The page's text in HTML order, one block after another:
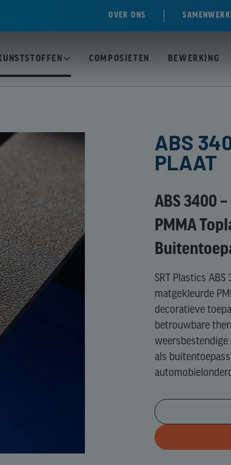
OVER ONS
POLYCARBONAAT
MASSIEVE PLAAT
POLYCARBONAAT
(HIGH
COMPOSIETEN BEWERKING
ABS
PLAAT
ABS 3400
PMMA
SRT Plastics
matgekleurde
decoratieve
betrouwbare
weersbestendige
als